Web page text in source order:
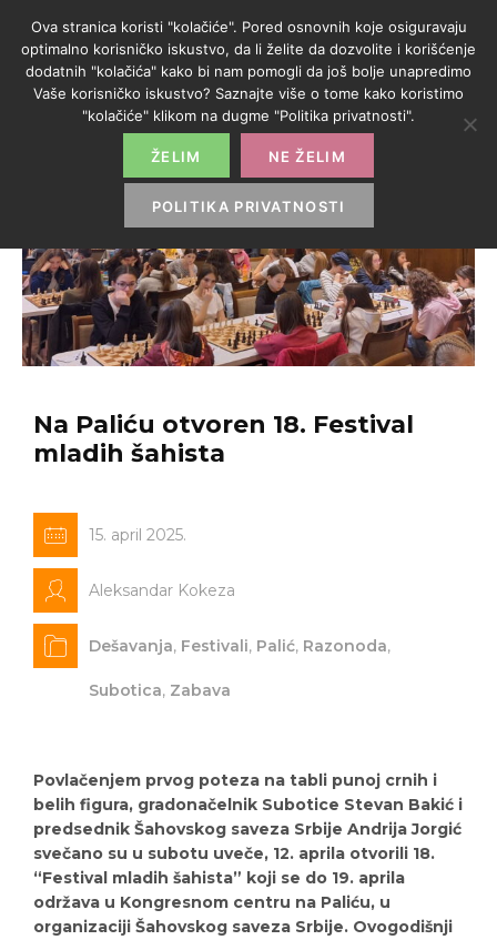
Na Paliću otvoren 18. Festival
mladih šahista
15. april 2025.
Aleksandar Kokeza
Dešavanja, Festivali, Palić, Razonoda,
Subotica, Zabava
Povlačenjem prvog poteza na tabli punoj crnih i
belih figura, gradonačelnik Subotice Stevan Bakić i
predsednik Šahovskog saveza Srbije Andrija Jorgić
svečano su u subotu uveče, 12. aprila otvorili 18.
“Festival mladih šahista” koji se do 19. aprila
održava u Kongresnom centru na Paliću, u
organizaciji Šahovskog saveza Srbije. Ovogodišnji
Ova stranica koristi "kolačiće". Pored osnovnih koje osiguravaju
optimalno korisničko iskustvo, da li želite da dozvolite i korišćenje
dodatnih "kolačića" kako bi nam pomogli da još bolje unapredimo
Vaše korisničko iskustvo? Saznajte više o tome kako koristimo
"kolačiće" klikom na dugme "Politika privatnosti".
ŽELIM NE ŽELIM
POLITIKA PRIVATNOSTI